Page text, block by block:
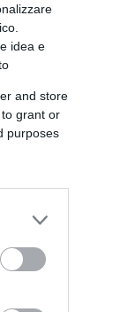
idea e
and store
grant or
purposes